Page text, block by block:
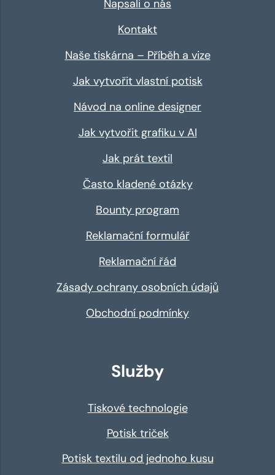
Napsali o nás
Kontakt
Naše tiskárna – Příběh a vize
Jak vytvořit vlastní potisk
Návod na online designer
Jak vytvořit grafiku v AI
Jak prát textil
Často kladené otázky
Bounty program
Reklamační formulář
Reklamační řád
Zásady ochrany osobních údajů
Obchodní podmínky
Služby
Tiskové technologie
Potisk triček
Potisk textilu od jednoho kusu